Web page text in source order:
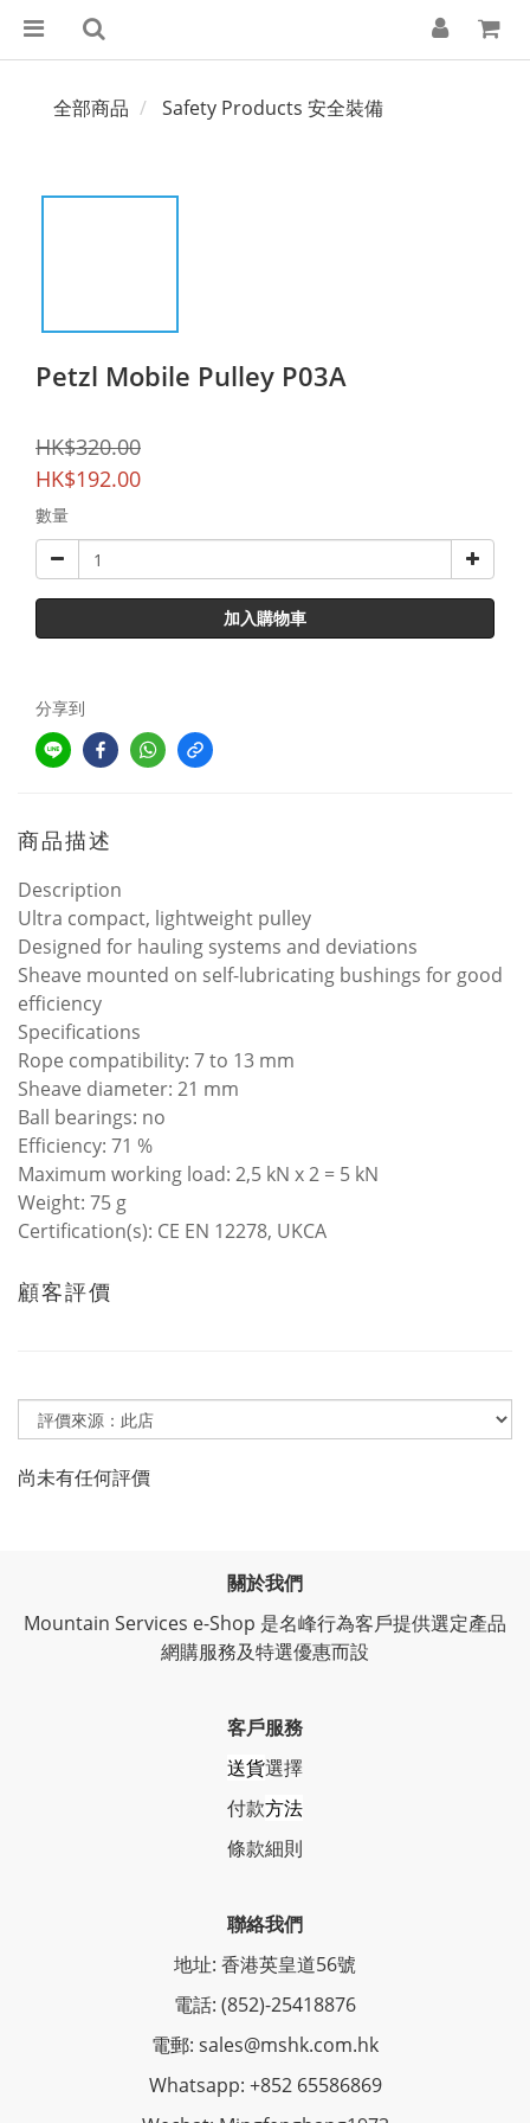
全部商品 Safety Products 安全裝備
Petzl Mobile Pulley P03A
HK$320.00
HK$192.00
數量
加入購物車
分享到
商品描述
Description
Ultra compact, lightweight pulley
Designed for hauling systems and deviations
Sheave mounted on self-lubricating bushings for good
efficiency
Specifications
Rope compatibility: 7 to 13 mm
Sheave diameter: 21 mm
Ball bearings: no
Efficiency: 71 %
Maximum working load: 2,5 kN x 2 = 5 kN
Weight: 75 g
Certification(s): CE EN 12278, UKCA
顧客評價
尚未有任何評價
關於我們
Mountain Services e-Shop 是名峰行為客戶提供選定產品
網購服務及特選優惠而設
客戶服務
送貨選擇
付款方法
條款細則
聯絡我們
地址: 香港英皇道56號
電話: (852)-25418876
電郵: sales@mshk.com.hk
Whatsapp: +852 65586869